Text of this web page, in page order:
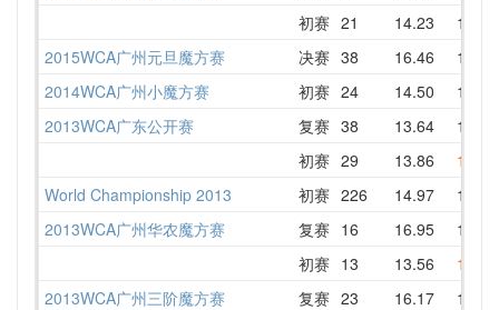
初赛 21 14.23
17.23
2015WCA广州元旦魔方赛
决赛 38 16.46
17.39
2014WCA广州小魔方赛
初赛 24 14.50
15.85
2013WCA广东公开赛
复赛 38 13.64
15.54
初赛 29 13.86
14.75
World Championship 2013
初赛 226 14.97
16.05
2013WCA广州华农魔方赛
复赛 16 16.95
18.54
初赛 13 13.56
15.82
2013WCA广州三阶魔方赛
复赛 23 16.17
17.39